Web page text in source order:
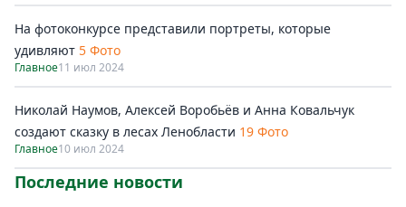
На фотоконкурсе представили портреты, которые
удивляют 5 Фото
Главное11 июл 2024
Николай Наумов, Алексей Воробьёв и Анна Ковальчук
создают сказку в лесах Ленобласти 19 Фото
Главное10 июл 2024
Последние новости